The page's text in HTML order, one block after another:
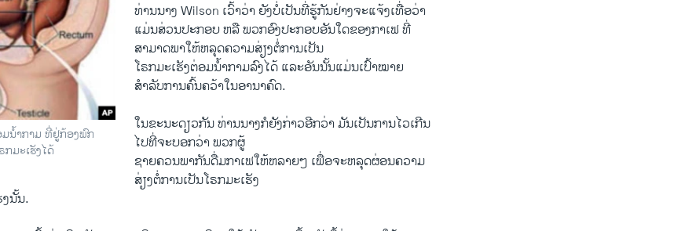
ນໍ້າກາມ ທີ່ຢູ່ກ້ອງພົກ
ມະເຮັງໄດ້
ທ່ານນາງ Wilson ​ເວົ້າ​ວ່າ ຍັງ​ບໍ່​ເປັນ​ທີ່​ຮູ້​ກັນ​ຢ່າງ​ຈະ​ແຈ້ງ​ເທື່ອ​ວ່າ ​
ແມ່ນ​ສ່ວນ​ປະກອບ ຫລື ພວກ​ອົງ​ປະກອບ​ອັນ​ໃດ​ຂອງ​ກາ​ເຟ ທີ່​
ສາມາດພາ​ໃຫ້ຫລຸດ​ຄວາມ​ສ່ຽງຕໍ່ການ​ເປັນ
ໂຣກມ​ະເຮັງຕ່ອມ​ນໍ້າກາມລົງ​ໄດ້ ແລະ​ອັນ​ນັ້ນ​ແມ່ນເປົ້າໝາຍ
ສຳລັບ​ການຄົ້ນຄວ້າໃນ​ອານາ​ຄົດ.
ໃນ​ຂະນະ​ດຽວກັນ ທ່ານ​ນາງ​ກໍຍັງ​ກ່າວ​ອີກ​ວ່າ ມັນ​ເປັນ​ການ​ໄວ​ເກີນ​
ໄປ​ທີ່​ຈະ​ບອກວ່າ ​ພວກ​ຜູ້​
ຊາຍຄວນ​ພາກັນດື່ມ​ກາ​ເຟ​ໃຫ້​ຫລາຍໆ ​ເພື່ອ​ຈະຫລຸດຜ່ອນ​ຄວາມ​
ສ່ຽງຕໍ່ການ​ເປັນໂຣກມ​ະເຮັງ
ນັ້ນ​.